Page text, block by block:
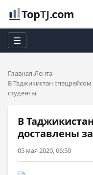
TopTJ.com
☰
Главная Лента
В Таджикистан
студенты
В
доставлены
05 мая 2020, 06:50